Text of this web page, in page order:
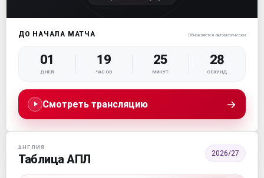
ДО НАЧАЛА МАТЧА Обновляется автоматически
01
ДНЕЙ
19
ЧАСОВ
25
МИНУТ
27
СЕКУНД
Смотреть трансляцию →
АНГЛИЯ
Таблица АПЛ 2026/27